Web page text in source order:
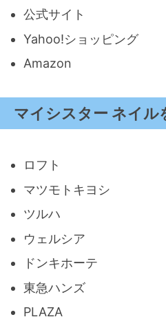
公式サイト
Yahoo!ショッピング
Amazon
マイシスター ネイル
ロフト
マツモトキヨシ
ツルハ
ウェルシア
ドンキホーテ
東急ハンズ
PLAZA